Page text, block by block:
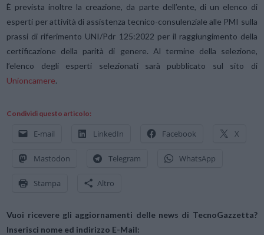
È prevista inoltre la creazione, da parte dell’ente, di un elenco di
esperti per attività di assistenza tecnico-consulenziale alle PMI sulla
prassi di riferimento UNI/Pdr 125:2022 per il raggiungimento della
certificazione della parità di genere. Al termine della selezione,
l’elenco degli esperti selezionati sarà pubblicato sul sito di
Unioncamere.
Condividi questo articolo:
E-mail LinkedIn Facebook X
Mastodon Telegram WhatsApp
Stampa Altro
Vuoi ricevere gli aggiornamenti delle news di TecnoGazzetta?
Inserisci nome ed indirizzo E-Mail: